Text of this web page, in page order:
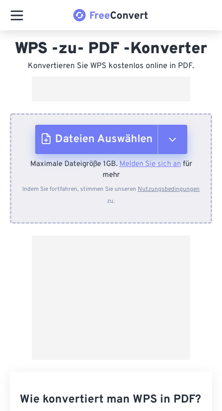
WPS -zu- PDF -Konverter
Konvertieren Sie WPS kostenlos online in PDF.
Dateien Auswählen
Vom Gerät
Von Dropbox
Maximale Dateigröße 1GB.Melden Sie sich anfür
mehr
Indem Sie fortfahren, stimmen Sie unseren Nutzungsbedingungen
zu.
Wie konvertiert man WPS in PDF?